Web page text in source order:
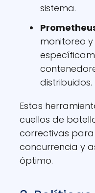
sistema.
monitoreo
distribuidos.
Estas
cuellos de
correctivas
concurrencia y
óptimo.